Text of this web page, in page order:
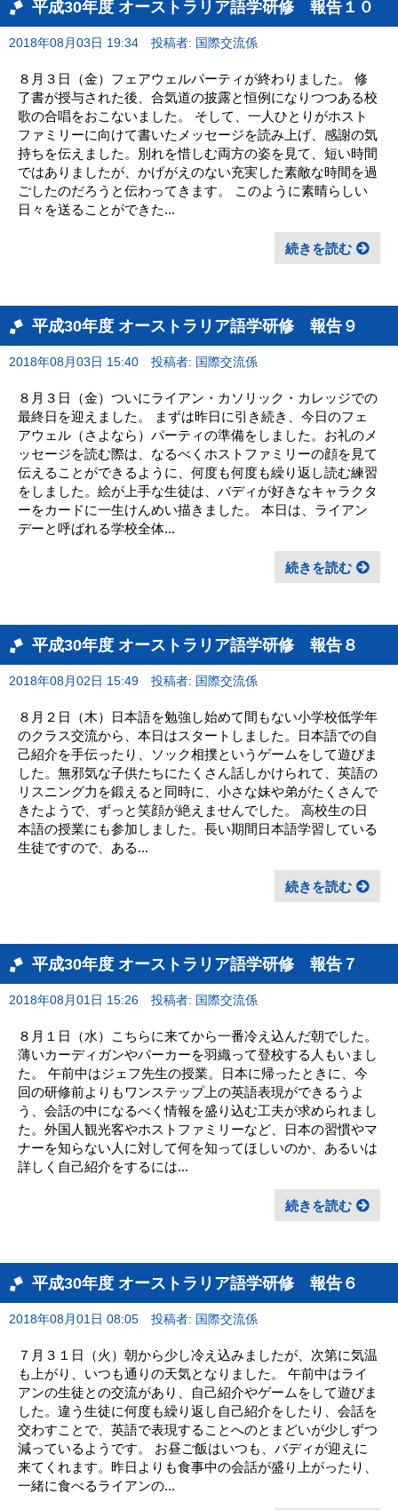
平成30年度 オーストラリア語学研修 報告１０
2018年08月03日 19:34 投稿者: 国際交流係
８月３日（金）フェアウェルパーティが終わりました。 修
了書が授与された後、合気道の披露と恒例になりつつある校
歌の合唱をおこないました。 そして、一人ひとりがホスト
ファミリーに向けて書いたメッセージを読み上げ、感謝の気
持ちを伝えました。別れを惜しむ両方の姿を見て、短い時間
ではありましたが、かげがえのない充実した素敵な時間を過
ごしたのだろうと伝わってきます。 このように素晴らしい
日々を送ることができた...
続きを読む
平成30年度 オーストラリア語学研修 報告９
2018年08月03日 15:40 投稿者: 国際交流係
８月３日（金）ついにライアン・カソリック・カレッジでの
最終日を迎えました。 まずは昨日に引き続き、今日のフェ
アウェル（さよなら）パーティの準備をしました。お礼のメ
ッセージを読む際は、なるべくホストファミリーの顔を見て
伝えることができるように、何度も何度も繰り返し読む練習
をしました。絵が上手な生徒は、バディが好きなキャラクタ
ーをカードに一生けんめい描きました。 本日は、ライアン
デーと呼ばれる学校全体...
続きを読む
平成30年度 オーストラリア語学研修 報告８
2018年08月02日 15:49 投稿者: 国際交流係
８月２日（木）日本語を勉強し始めて間もない小学校低学年
のクラス交流から、本日はスタートしました。日本語での自
己紹介を手伝ったり、ソック相撲というゲームをして遊びま
した。無邪気な子供たちにたくさん話しかけられて、英語の
リスニング力を鍛えると同時に、小さな妹や弟がたくさんで
きたようで、ずっと笑顔が絶えませんでした。 高校生の日
本語の授業にも参加しました。長い期間日本語学習している
生徒ですので、ある...
続きを読む
平成30年度 オーストラリア語学研修 報告７
2018年08月01日 15:26 投稿者: 国際交流係
８月１日（水）こちらに来てから一番冷え込んだ朝でした。
薄いカーディガンやパーカーを羽織って登校する人もいまし
た。 午前中はジェフ先生の授業。日本に帰ったときに、今
回の研修前よりもワンステップ上の英語表現ができるうよ
う、会話の中になるべく情報を盛り込む工夫が求められまし
た。外国人観光客やホストファミリーなど、日本の習慣やマ
ナーを知らない人に対して何を知ってほしいのか、あるいは
詳しく自己紹介をするには...
続きを読む
平成30年度 オーストラリア語学研修 報告６
2018年08月01日 08:05 投稿者: 国際交流係
７月３１日（火）朝から少し冷え込みましたが、次第に気温
も上がり、いつも通りの天気となりました。 午前中はライ
アンの生徒との交流があり、自己紹介やゲームをして遊びま
した。違う生徒に何度も繰り返し自己紹介をしたり、会話を
交わすことで、英語で表現することへのとまどいが少しずつ
減っているようです。 お昼ご飯はいつも、バディが迎えに
来てくれます。昨日よりも食事中の会話が盛り上がったり、
一緒に食べるライアンの...